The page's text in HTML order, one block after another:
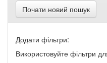
Почати новий пошук
Додати фільтри:
Використовуйте фільтри